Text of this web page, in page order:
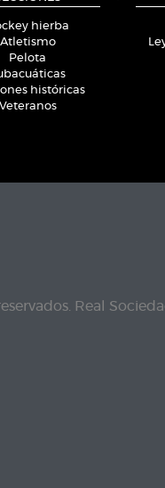
hierba
Atletismo
Pelota
históricas
Veteranos
Real